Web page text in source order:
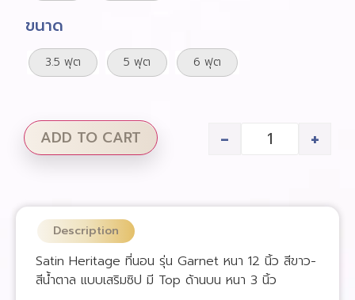
ขนาด
3.5 ฟุต 5 ฟุต 6 ฟุต
- +
ADD TO CART
Description
Satin Heritage ที่นอน รุ่น Garnet หนา 12 นิ้ว สีขาว-
สีน้ำตาล แบบเสริมซิป มี Top ด้านบน หนา 3 นิ้ว